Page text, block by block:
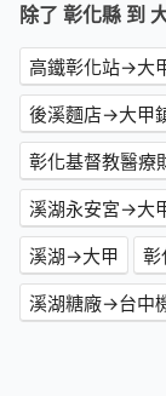
除了 彰化縣 到
高鐵彰化站→大
後溪麵店→大甲
彰化基督教醫療
溪湖永安宮→大
溪湖→大甲
彰
溪湖糖廠→台中